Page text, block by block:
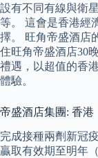
設有不同有線與衛
等。 這會是香港經
擇。 旺角帝盛酒店
住旺角帝盛酒店30
禮遇，以超值的香
體驗。
帝盛酒店集團: 香港
完成接種兩劑新冠
贏取有效期至明年